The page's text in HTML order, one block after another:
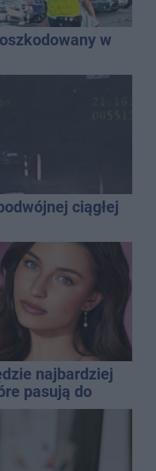
w
ciągłej
najbardziej
pasują do